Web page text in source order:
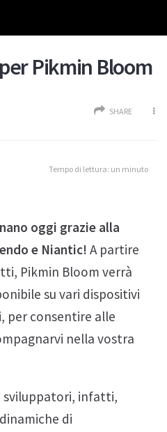
Pikmin Bloom
SHARE
Tempo di lettura: un minuto
oggi grazie alla
e Niantic! A partire
Pikmin Bloom verrà
su vari dispositivi
per consentire alle
nella vostra
sviluppatori, infatti,
di